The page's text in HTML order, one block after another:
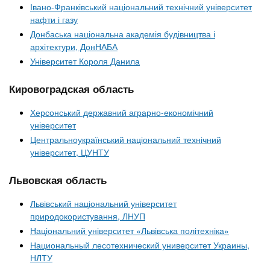
Івано-Франківський національний технічний університет
нафти і газу
Донбаська національна академія будівництва і
архітектури, ДонНАБА
Університет Короля Данила
Кировоградская область
Херсонський державний аграрно-економічний
університет
Центральноукраїнський національний технічний
університет, ЦУНТУ
Львовская область
Львівський національний університет
природокористування, ЛНУП
Національний університет «Львівська політехніка»
Национальный лесотехнический университет Украины,
НЛТУ